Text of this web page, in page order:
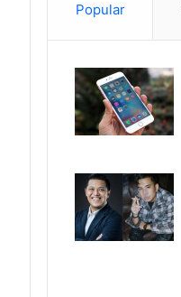
Popular